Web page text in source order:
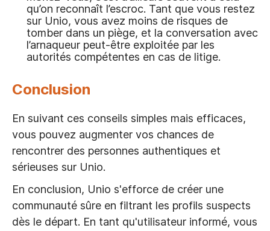
qu’on reconnaît l’escroc. Tant que vous restez
sur Unio, vous avez moins de risques de
tomber dans un piège, et la conversation avec
l’arnaqueur peut-être exploitée par les
autorités compétentes en cas de litige.
Conclusion
En suivant ces conseils simples mais efficaces,
vous pouvez augmenter vos chances de
rencontrer des personnes authentiques et
sérieuses sur Unio.
En conclusion, Unio s'efforce de créer une
communauté sûre en filtrant les profils suspects
dès le départ. En tant qu'utilisateur informé, vous